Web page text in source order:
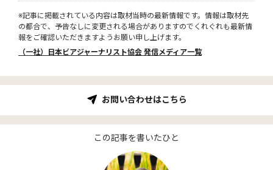
※記事に掲載されている内容は取材当時の最新情報です。情報は取材先
の都合で、予告なしに変更される場合がありますのでくれぐれも最新情
報をご確認いただきますようお願い申し上げます。
（一社）日本ビアジャーナリスト協会 発信メディア一覧
お問い合わせはこちら
この記事を書いたひと